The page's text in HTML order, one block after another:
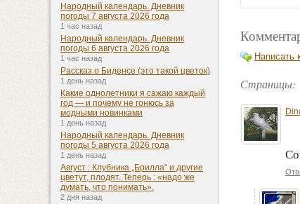
Написать
Страницы:
Народный календарь. Дневник
погоды 7 августа 2026 года
1 час назад
Народный календарь. Дневник
погоды 6 августа 2026 года
1 час назад
Рассказ о Биденсе (это такой цветок)
1 день назад
Какие однолетники я сажаю каждый
год — и почему не гонюсь за
модными новинками
1 день назад
Народный календарь. Дневник
погоды 5 августа 2026 года
1 день назад
Август : Клубника „Брилла“ и другие
цветут, плодят. Теперь : «надо же
думать, что понимать».
2 дня назад